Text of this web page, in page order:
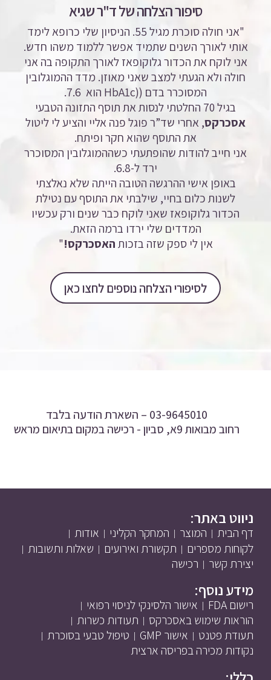
סיפור הצלחה של ד"ר שגיא
"אני חולה סוכרת מגיל 55. הניסיון שלי כרופא לימד
אותי לאורך השנים שתמיד אפשר ללמוד משהו חדש.
אני לוקח את הכדור גלוקופאז לאורך התקופה בה אני
חולה ולא הגעתי למצב שאני מאוזן. מדד ההמוגלובין
המסוכרר בדם ((HbA1c
הוא 7.6.
בגיל 70 החלטתי לנסות את תוסף התזונה הטבעי
אסכרקס, אחרי שד”ר פוגל פנה אליי והציע לי ליטול
את התוסף שהוא חקר ופיתח.
אני חייב להודות שהופתעתי כשההמוגלובין המסוכרר
ירד ל-6.8.
באופן אישי ההרגשה הטובה הייתה שלא נאלצתי
לשנות כלום בחיי, שילבתי את התוסף עם נטילת
הכדור גלוקופאז שאני לוקח כבר שנים ורק עכשיו
המדדים שלי ירדו ברמה הזאת.
אין לי ספק שזה בזכותהאסכרקס!"
לסיפורי הצלחה נוספים לחצו כאן
03-9645010 –
השארת הודעה בלבד
רחוב מבואות 9א, סביון - רכישה במקום בתיאום מראש
ניווט באתר:
דף הבית המוצר המחקר הקליני
אודות
לקוחות מספרים
תקשורת ואירועים
שאלות ותשובות
יצירת קשר
רכישה
מידע נוסף:
רישום FDA
אישור הלסינקי לניסוי רפואי
הוראות שימוש באסכרקס
תעודות כשרות
תעודת פטנט
אישור GMP
טיפול טבעי בסוכרת
נקודות מכירה בפריסה ארצית